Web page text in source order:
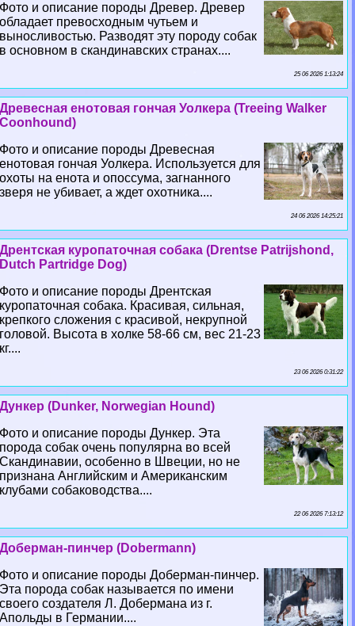
Фото и описание породы Древер. Древер
обладает превосходным чутьем и
выносливостью. Разводят эту породу собак
в основном в скандинавских странах....
25 06 2026 1:13:24
Древесная енотовая гончая Уолкера (Treeing Walker
Coonhound)
Фото и описание породы Древесная
енотовая гончая Уолкера. Используется для
охоты на енота и опоссума, загнанного
зверя не убивает, а ждет охотника....
24 06 2026 14:25:21
Дрентская куропаточная собака (Drentse Patrijshond,
Dutch Partridge Dog)
Фото и описание породы Дрентская
куропаточная собака. Красивая, сильная,
крепкого сложения с красивой, некрупной
головой. Высота в холке 58-66 см, вес 21-23
кг....
23 06 2026 0:31:22
Дункер (Dunker, Norwegian Hound)
Фото и описание породы Дункер. Эта
порода собак очень популярна во всей
Скандинавии, особенно в Швеции, но не
признана Английским и Американским
клубами собаководства....
22 06 2026 7:13:12
Доберман-пинчер (Dobermann)
Фото и описание породы Доберман-пинчер.
Эта порода собак называется по имени
своего создателя Л. Добермана из г.
Апольды в Германии....